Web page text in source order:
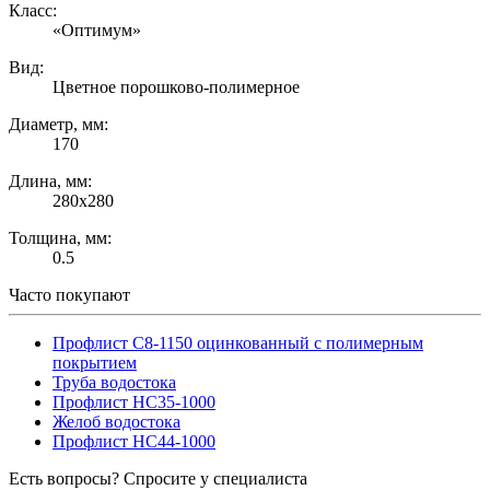
Класс:
«Оптимум»
Вид:
Цветное порошково-полимерное
Диаметр, мм:
170
Длина, мм:
280х280
Толщина, мм:
0.5
Часто покупают
Профлист С8-1150 оцинкованный с полимерным
покрытием
Труба водостока
Профлист НС35-1000
Желоб водостока
Профлист НС44-1000
Есть вопросы? Спросите у специалиста